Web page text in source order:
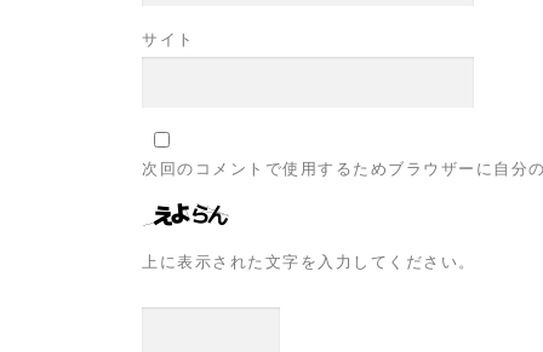
サイト
次回のコメントで使用するためブラウザーに自分
上に表示された文字を入力してください。